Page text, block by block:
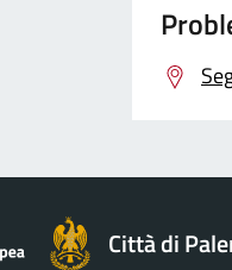
Città di